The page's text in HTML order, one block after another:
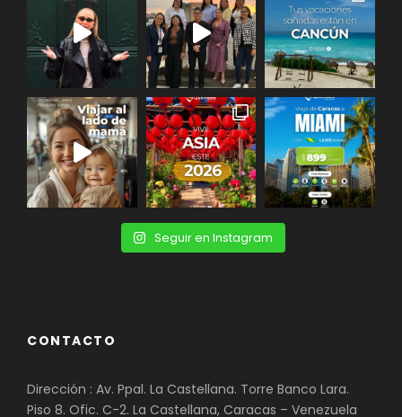
Seguir en Instagram
CONTACTO
Dirección : Av. Ppal. La Castellana. Torre Banco Lara.
Piso 8. Ofic. C-2. La Castellana, Caracas – Venezuela